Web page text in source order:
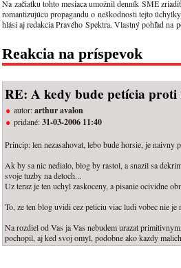
Na začiatku tohto mesiaca umožnil denník SME
romantizujúcu propagandu o neškodnosti tejto
hlási aj redakcia Pravého Spektra. Vlastný pohľad na
Reakcia na príspevok
RE: A kedy bude petícia
autor:arthur avalon
pridané:31-03-2006 11:40
Princip: len nezasahovat, lebo bude horsie, je naivny
Ak by sa nic nedialo, blog by rastol, a snazil sa
svoje tuzby na detoch...
Uz teraz je ten uchyl zaskoceny, a pisanie ocividne
To, ze ten blog uvidi cez peticiu viac ludi vobec nie
Na rozdiel od Vas ja Vas nebudem urazat
pochopil, aj ked svoj omyl, podobne ako kazdy